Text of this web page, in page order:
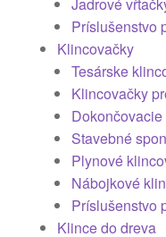
Príslušenstvo
Klincovačky
Tesárske
Klincovačky
Stavebné
Plynové
Nábojkové
Príslušenstvo
Klince do dreva